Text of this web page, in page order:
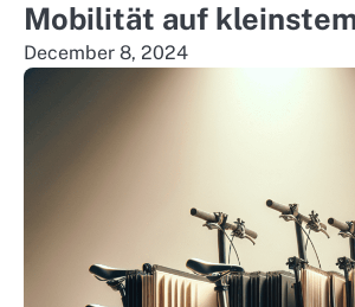
Mobilität auf
December 8, 2024